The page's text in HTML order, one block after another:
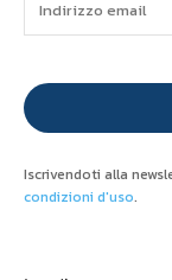
Iscrivendoti alla
condizioni d'uso.